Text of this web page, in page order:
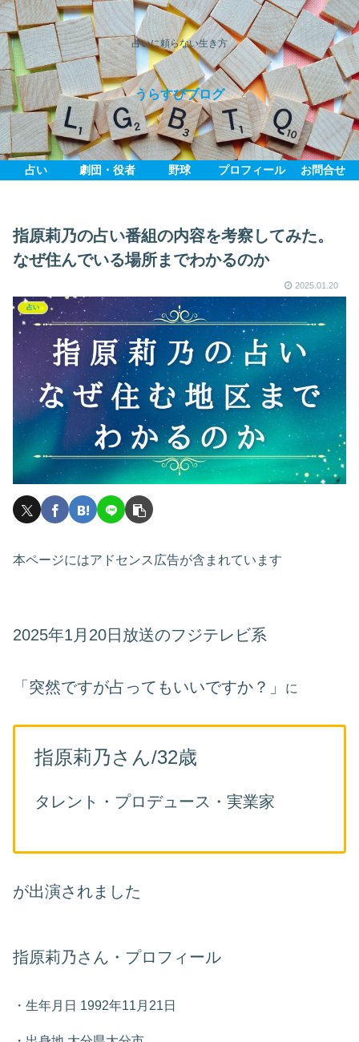
占いに頼らない生き方
うらすぴブログ
占い 劇団・役者 野球 プロフィール お問合せ
指原莉乃の占い番組の内容を考察してみた。
なぜ住んでいる場所までわかるのか
2025.01.20
占い
本ページにはアドセンス広告が含まれています
2025年1月20日放送のフジテレビ系
「突然ですが占ってもいいですか？」 に
指原莉乃さん/32歳
タレント・プロデュース・実業家
が出演されました
指原莉乃さん・プロフィール
・生年月日 1992年11月21日